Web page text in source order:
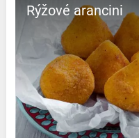
Rýžové arancini